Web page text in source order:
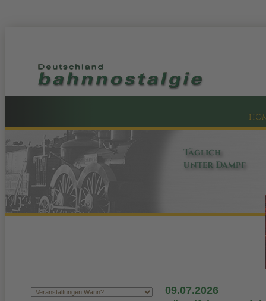
Täglich
unter Dampf
09.07.2026